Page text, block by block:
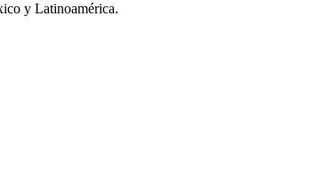
y Latinoamérica.